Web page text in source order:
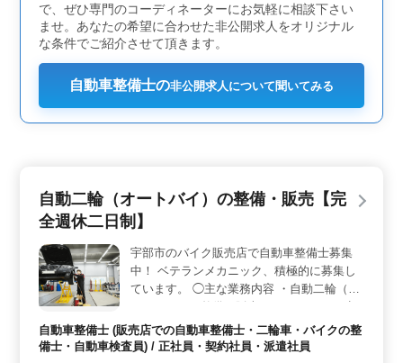
で、ぜひ専門のコーディネーターにお気軽に相談下さい
ませ。あなたの希望に合わせた非公開求人をオリジナル
な条件でご紹介させて頂きます。
自動車整備士の非公開求人について聞いてみる
自動二輪（オートバイ）の整備・販売【完
全週休二日制】
宇部市のバイク販売店で自動車整備士募集
中！ ベテランメカニック、積極的に募集し
ています。 ◯主な業務内容 ・自動二輪（オ
検整備、車検整備 ・整備結果の説明やメン
テナンスのアドバイスなどお客様対応 ショ
自動車整備士 (販売店での自動車整備士・二輪車・バイクの整
備士・自動車検査員) / 正社員・契約社員・派遣社員